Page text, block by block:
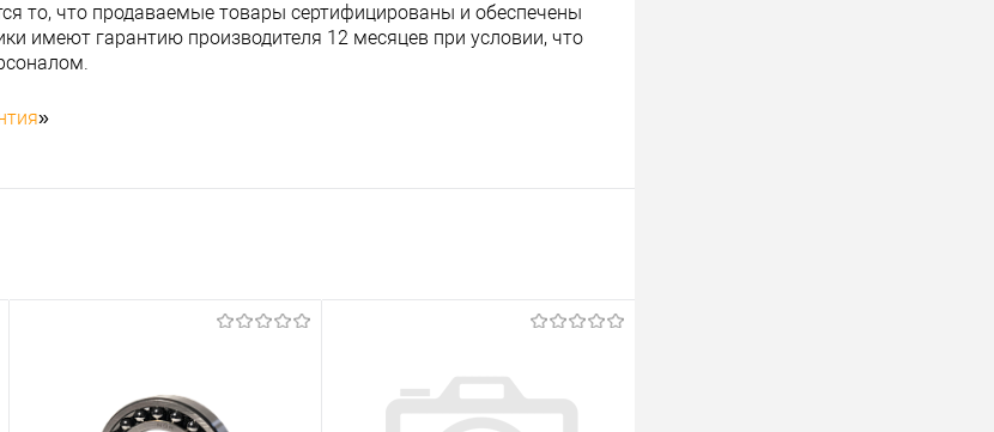
то, что продаваемые товары сертифицированы и обеспечены
имеют гарантию производителя 12 месяцев при условии, что
»